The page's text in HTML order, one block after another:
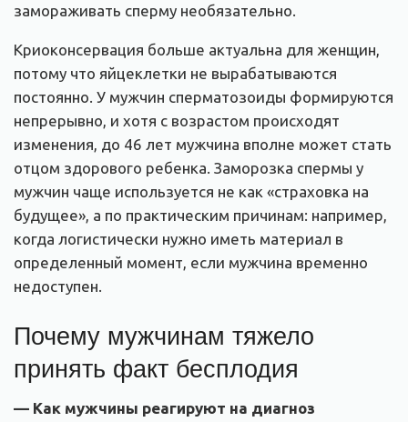
замораживать сперму необязательно.
Криоконсервация больше актуальна для женщин,
потому что яйцеклетки не вырабатываются
постоянно. У мужчин сперматозоиды формируются
непрерывно, и хотя с возрастом происходят
изменения, до 46 лет мужчина вполне может стать
отцом здорового ребенка. Заморозка спермы у
мужчин чаще используется не как «страховка на
будущее», а по практическим причинам: например,
когда логистически нужно иметь материал в
определенный момент, если мужчина временно
недоступен.
Почему мужчинам тяжело
принять факт бесплодия
— Как мужчины реагируют на диагноз